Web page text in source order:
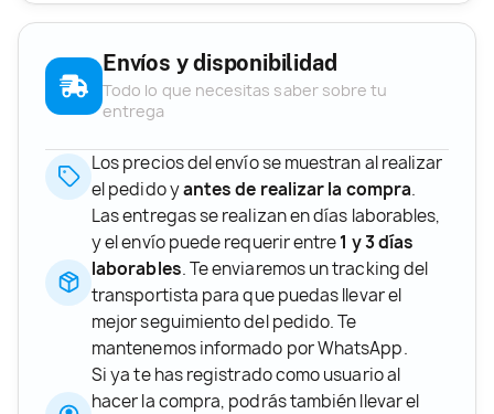
Envíos y disponibilidad
Todo lo que necesitas saber sobre tu
entrega
Los precios del envío se muestran al realizar
el pedido yantes de realizar la compra.
Las entregas se realizan en días laborables,
y el envío puede requerir entre1 y 3 días
laborables. Te enviaremos un tracking del
transportista para que puedas llevar el
mejor seguimiento del pedido. Te
mantenemos informado por WhatsApp.
Si ya te has registrado como usuario al
hacer la compra, podrás también llevar el